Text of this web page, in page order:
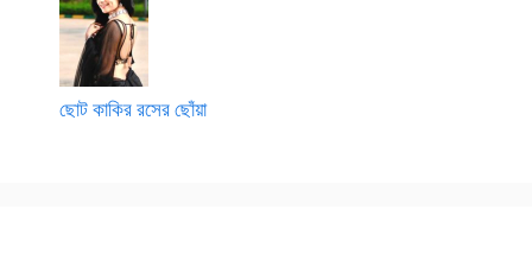
ছোট কাকির রসের ছোঁয়া